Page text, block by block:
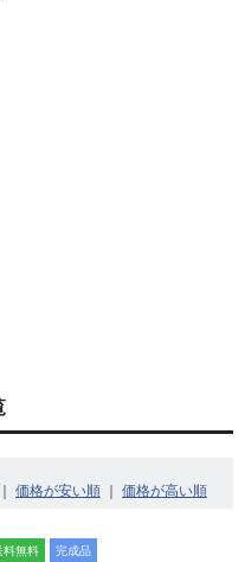
料無料 完成品